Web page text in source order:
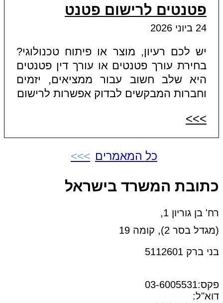
פטנטים לרישום פטנט
24 ביוני 2026
יש לכם רעיון, מוצר או פיתוח טכנולוגי?
בחירת עורך פטנטים או עורך דין פטנטים
היא שלב חשוב עבור ממציאים, יזמים
וחברות המבקשים לבדוק אפשרות לרישום
>>>
כל המאמרים
כתובת המשרד בישראל
רח' בן גוריון 1,
(מגדל בסר 2), קומה 19
בני ברק 5112601
פקס:03-6005531
דוא"ל: